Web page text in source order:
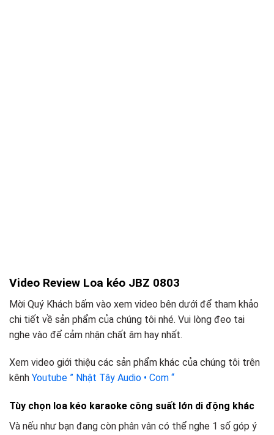
Video Review Loa kéo JBZ 0803
Mời Quý Khách bấm vào xem video bên dưới để tham khảo
chi tiết về sản phẩm của chúng tôi nhé. Vui lòng đeo tai
nghe vào để cảm nhận chất âm hay nhất.
Xem video giới thiệu các sản phẩm khác của chúng tôi trên
kênh Youtube ” Nhật Tây Audio • Com “
Tùy chọn loa kéo karaoke công suất lớn di động khác
Và nếu như bạn đang còn phân vân có thể nghe 1 số góp ý